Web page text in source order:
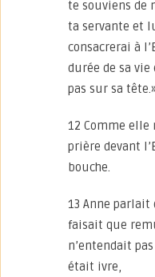
te souviens de
ta servante et
consacrerai à
durée de sa vie
pas sur sa tête.»
12 Comme
prière devant
bouche.
13 Anne
faisait que
n’entendait
était ivre,